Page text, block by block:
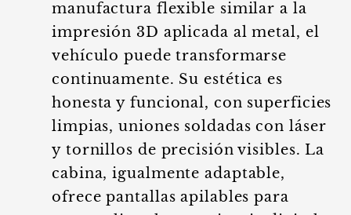
manufactura flexible similar a la
impresión 3D aplicada al metal, el
vehículo puede transformarse
continuamente. Su estética es
honesta y funcional, con superficies
limpias, uniones soldadas con láser
y tornillos de precisión visibles. La
cabina, igualmente adaptable,
ofrece pantallas apilables para